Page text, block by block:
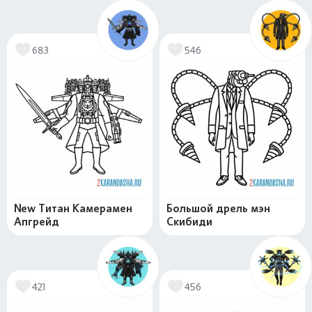
683
New Титан Камерамен
Апгрейд
546
Большой дрель мэн
Скибиди
421 456